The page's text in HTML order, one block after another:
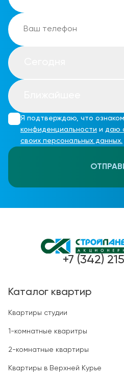
Я подтверждаю, что
конфиденциальности и даю
своих персональных данных.
+7 (342)
Каталог квартир
Квартиры студии
1-комнатные кваритры
2-комнатные квартиры
Квартиры в Верхней Курье